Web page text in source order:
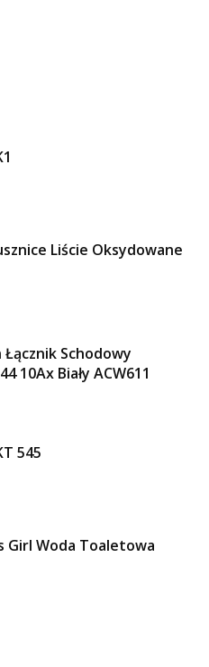
Liście Oksydowane
Schodowy
10Ax Biały ACW611
545
Girl Woda Toaletowa